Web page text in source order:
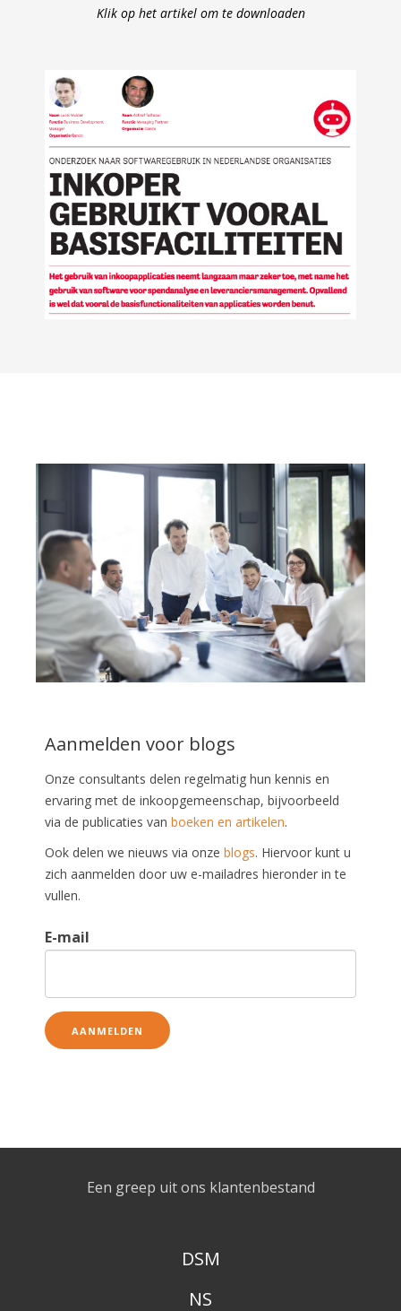
Klik op het artikel om te downloaden
Aanmelden voor blogs
Onze consultants delen regelmatig hun kennis en
ervaring met de inkoopgemeenschap, bijvoorbeeld
via de publicaties van boeken en artikelen.
Ook delen we nieuws via onze blogs. Hiervoor kunt u
zich aanmelden door uw e-mailadres hieronder in te
vullen.
E-mail
Een greep uit ons klantenbestand
DSM
NS